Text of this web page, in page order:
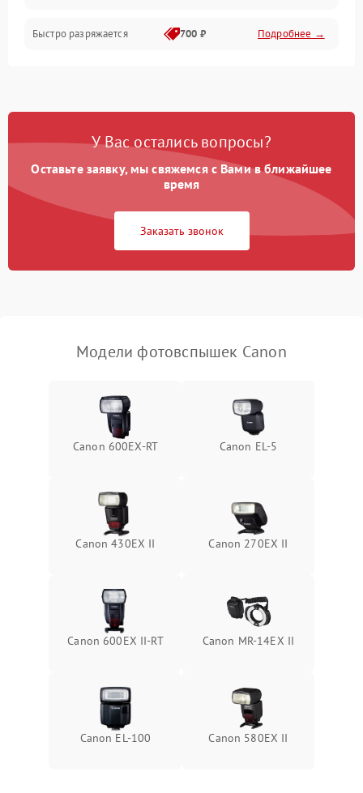
Быстро разряжается 700 ₽ Подробнее →
У Вас остались вопросы?
Оставьте заявку, мы свяжемся с Вами в ближайшее
время
Заказать звонок
Модели фотовспышек Canon
Canon 600EX-RT Canon EL-5
Canon 430EX II Canon 270EX II
Canon 600EX II-RT Canon MR-14EX II
Canon EL-100 Canon 580EX II